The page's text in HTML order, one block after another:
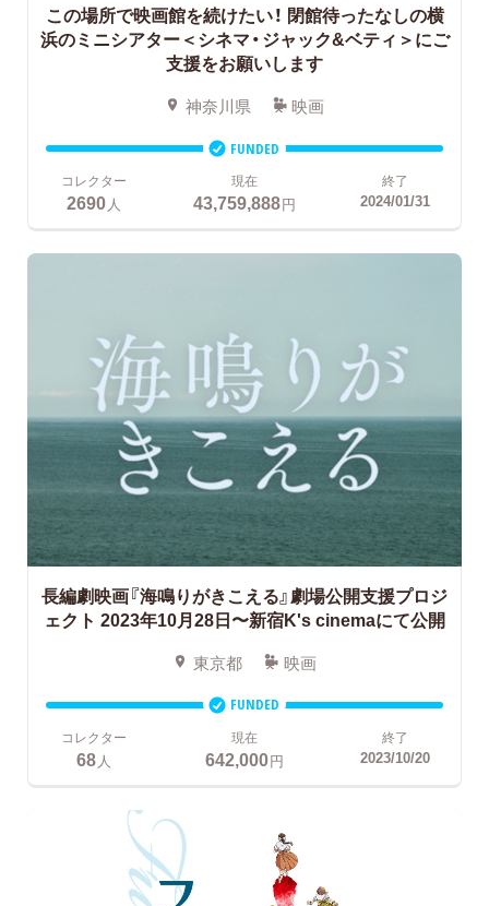
この場所で映画館を続けたい！ 閉館待ったなしの横
浜のミニシアター＜シネマ・ジャック&ベティ＞にご
支援をお願いします
神奈川県 映画
FUNDED
コレクター
2690人
現在
43,759,888円
終了
2024/01/31
長編劇映画『海鳴りがきこえる』劇場公開支援プロジ
ェクト 2023年10月28日〜新宿K's cinemaにて公開
東京都 映画
FUNDED
コレクター
68 人
現在
642,000円
終了
2023/10/20